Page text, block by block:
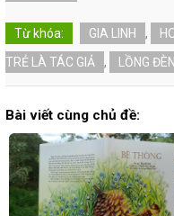
Từ khóa: GIA LINH ,
TRẺ LÀ TÁC GIẢ
, LỒNG
Bài viết cùng chủ đề: